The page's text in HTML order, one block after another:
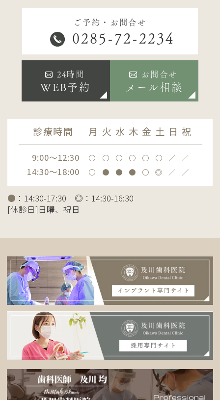
ご予約・お問合せ
0285-72-2234
24時間
WEB予約
お問合せ
メール相談
診療時間 月 火 水 木 金 土 日 祝
9:00～12:30 〇 〇 〇 〇 〇 〇 ／ ／
14:30～18:00 〇 ● ● ● 〇 ◎ ／ ／
● ：14:30-17:30 ◎：14:30-16:30
[休診日]日曜、祝日